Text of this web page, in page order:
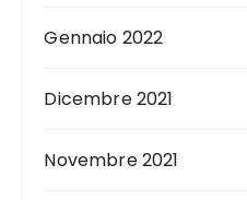
Gennaio 2022
Dicembre 2021
Novembre 2021